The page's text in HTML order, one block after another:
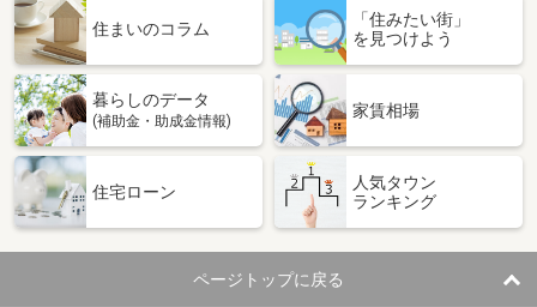
住まいのコラム
「住みたい街」
を見つけよう
暮らしのデータ
(補助金・助成金情報)
家賃相場
住宅ローン
人気タウン
ランキング
ページトップに戻る